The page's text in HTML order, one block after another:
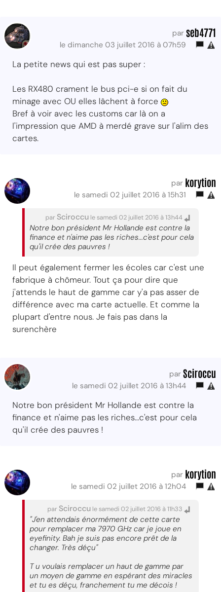
par seb4771
le dimanche 03 juillet 2016 à 07h59
La petite news qui est pas super :
Les RX480 crament le bus pci-e si on fait du
minage avec OU elles lâchent à force
Bref à voir avec les customs car là on a
l'impression que AMD à merdé grave sur l'alim des
cartes.
par korytion
le samedi 02 juillet 2016 à 15h31
par Sciroccu le samedi 02 juillet 2016 à 13h44
Notre bon président Mr Hollande est contre la
finance et n'aime pas les riches...c'est pour cela
qu'il crée des pauvres !
Il peut également fermer les écoles car c'est une
fabrique à chômeur. Tout ça pour dire que
j'attends le haut de gamme car y'a pas asser de
différence avec ma carte actuelle. Et comme la
plupart d'entre nous. Je fais pas dans la
surenchère
par Sciroccu
le samedi 02 juillet 2016 à 13h44
Notre bon président Mr Hollande est contre la
finance et n'aime pas les riches...c'est pour cela
qu'il crée des pauvres !
par korytion
le samedi 02 juillet 2016 à 12h04
par Sciroccu le samedi 02 juillet 2016 à 11h33
"J'en attendais énormément de cette carte
pour remplacer ma 7970 GHz car je joue en
eyefinity. Bah je suis pas encore prêt de la
changer. Très déçu"
T u voulais remplacer un haut de gamme par
un moyen de gamme en espérant des miracles
et tu es déçu, franchement tu me décois !